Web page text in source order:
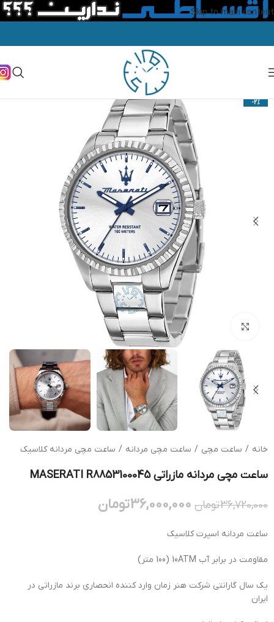
Skip to main content
-2%
بزرگنمایی تصویر
خانه / ساعت مچی / ساعت مچی مردانه / ساعت مچی مردانه کلاسیک
ساعت مچی مردانه مازراتی MASERATI R8853100045
36,720,000تومان 36,000,000تومان
ساعت مردانه اسپرت کلاسیک
مقاومت در برابر آب 10ATM (100 متر)
یک سال گارانتی شرکت هنر زمان وارد کننده انحصاری برند مازراتی در
ایران